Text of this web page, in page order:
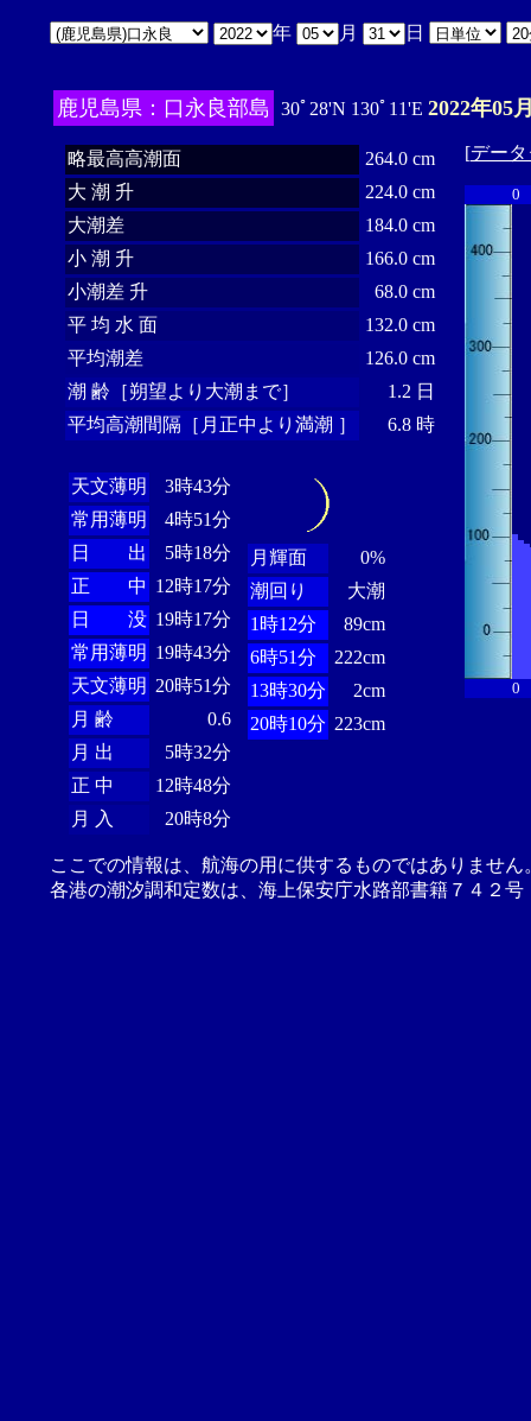
年 月 日
鹿児島県：口永良部島 30ﾟ28'N 130ﾟ11'E 2022年05
略最高高潮面
264.0 cm
大 潮 升
224.0 cm
大潮差
184.0 cm
小 潮 升
166.0 cm
小潮差 升
68.0 cm
平 均 水 面
132.0 cm
平均潮差
126.0 cm
潮 齢［朔望より大潮まで］
1.2 日
平均高潮間隔［月正中より満潮 ］
6.8 時
天文薄明
3時43分
常用薄明
4時51分
日 出
5時18分
正 中 12時17分
日 没 19時17分
常用薄明 19時43分
天文薄明 20時51分
月 齢
0.6
月 出
5時32分
正 中
12時48分
月 入
20時8分
月輝面
0%
潮回り
大潮
1時12分
89cm
6時51分
222cm
13時30分
2cm
20時10分 223cm
[デー
0
0
ここでの情報は、航海の用に供するものではありませ
各港の潮汐調和定数は、海上保安庁水路部書籍７４２